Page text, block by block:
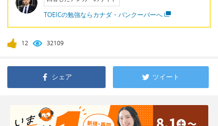
TOEICの勉強ならカナダ・バンクーバーへ
12 32109
シェア ツイート